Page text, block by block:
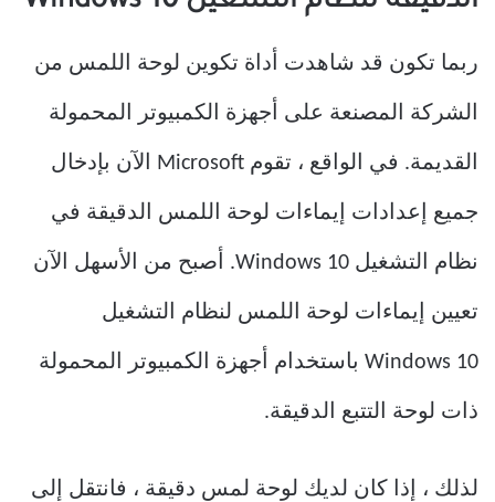
ربما تكون قد شاهدت أداة تكوين لوحة اللمس من
الشركة المصنعة على أجهزة الكمبيوتر المحمولة
القديمة. في الواقع ، تقوم Microsoft الآن بإدخال
جميع إعدادات إيماءات لوحة اللمس الدقيقة في
نظام التشغيل Windows 10. أصبح من الأسهل الآن
تعيين إيماءات لوحة اللمس لنظام التشغيل
Windows 10 باستخدام أجهزة الكمبيوتر المحمولة
ذات لوحة التتبع الدقيقة.
لذلك ، إذا كان لديك لوحة لمس دقيقة ، فانتقل إلى